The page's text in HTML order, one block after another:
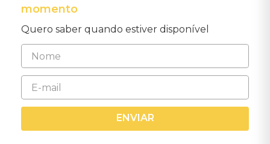
momento
Quero saber quando estiver disponível
ENVIAR